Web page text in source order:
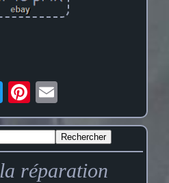
la réparation